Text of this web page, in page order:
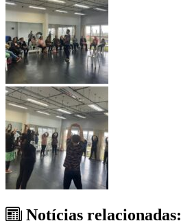
Notícias relacionadas: